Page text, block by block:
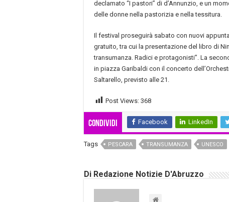
declamato “I pastori” di d’Annunzio, e un
delle donne nella pastorizia e nella tessitura.
Il festival proseguirà sabato con nuovi
gratuito, tra cui la presentazione del libro di
transumanza. Radici e protagonisti”. La
in piazza Garibaldi con il concerto
Saltarello, previsto alle 21.
Post Views: 368
Condividi Facebook LinkedIn
Tags PESCARA TRANSUMANZA UNESCO
Di Redazione Notizie D'Abruzzo